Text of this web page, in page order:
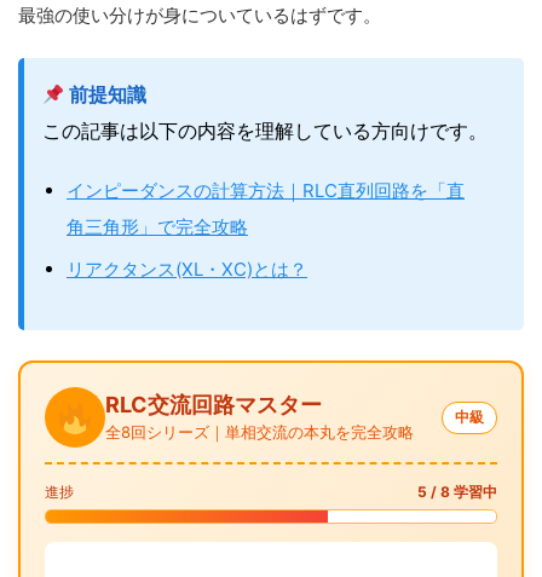
最強の使い分けが身についているはずです。
前提知識
この記事は以下の内容を理解している方向けです。
インピーダンスの計算方法｜RLC直列回路を「直
角三角形」で完全攻略
リアクタンス(XL・XC)とは？
RLC交流回路マスター
全8回シリーズ｜単相交流の本丸を完全攻略
中級
進捗 5 / 8 学習中